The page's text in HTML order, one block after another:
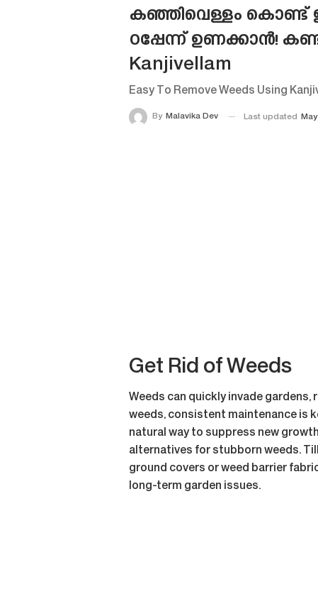
കഞ്ഞിവെള്ളം കൊണ്ട്
ഠപ്പേന്ന് ഉണക്കാൻ!
Kanjivellam
Easy To Remove Weeds Using
By Malavika Dev Last updated May
Get Rid of Weeds
Weeds can quickly invade
weeds, consistent maintenance is
natural way to suppress new
alternatives for stubborn weeds.
ground covers or weed barrier
long-term garden issues.